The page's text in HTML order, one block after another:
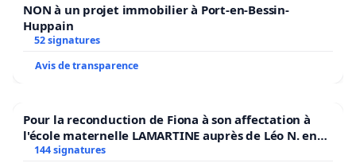
NON à un projet immobilier à Port-en-Bessin-
Huppain
52 signatures
Avis de transparence
Pour la reconduction de Fiona à son affectation à
l'école maternelle LAMARTINE auprès de Léo N. en
2026/2027
144 signatures